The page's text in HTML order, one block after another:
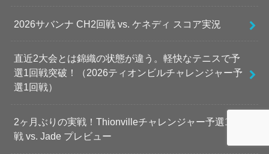
2026サバンナ CH2回戦 vs. ケネディ スコア実況
直近2大会とは錦織の状態が違う。軽快なテニスで予
選1回戦突破！（2026ティオンビルチャレンジャー予
選1回戦）
2ヶ月ぶりの実戦！Thionvilleチャレンジャー予選1回
戦 vs. Jade プレビュー